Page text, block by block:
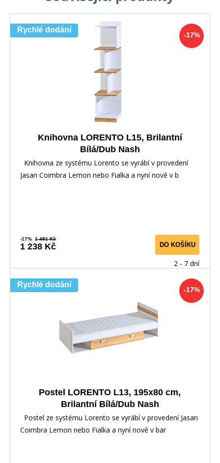
-17%
Rychlé dodání
Knihovna LORENTO L15, Brilantní
Bílá/Dub Nash
Knihovna ze systému Lorento se vyrábí v provedení
Jasan Coimbra Lemon nebo Fialka a nyní nově v b
-17% 1 491 Kč
1 238 Kč DO KOŠÍKU
2 - 7 dní
-17%
Rychlé dodání
Postel LORENTO L13, 195x80 cm,
Brilantní Bílá/Dub Nash
Postel ze systému Lorento se vyrábí v provedení Jasan
Coimbra Lemon nebo Fialka a nyní nově v bar